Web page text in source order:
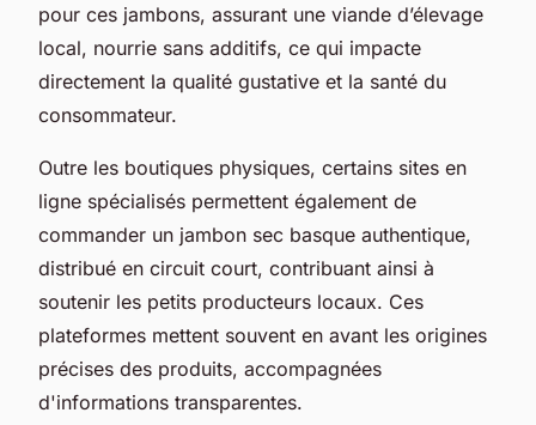
pour ces jambons, assurant une viande d’élevage
local, nourrie sans additifs, ce qui impacte
directement la qualité gustative et la santé du
consommateur.
Outre les boutiques physiques, certains sites en
ligne spécialisés permettent également de
commander un jambon sec basque authentique,
distribué en circuit court, contribuant ainsi à
soutenir les petits producteurs locaux. Ces
plateformes mettent souvent en avant les origines
précises des produits, accompagnées
d'informations transparentes.